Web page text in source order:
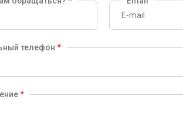
телефон *
*